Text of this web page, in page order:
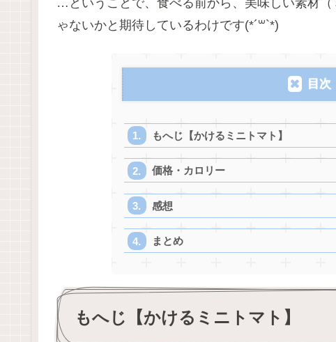
ゃないかと期待しているわけです(*´꒳`*)
目次
もへじ【かけるミニトマト】
価格・カロリー
感想
まとめ
もへじ【かけるミニトマト】